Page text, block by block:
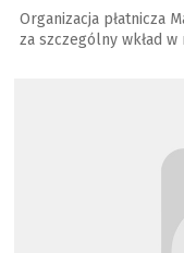
Organizacja płatnicza
za szczególny wkład